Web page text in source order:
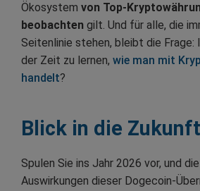
Ökosystem von Top-
beobachten gilt. Und für alle, die
Seitenlinie stehen, bleibt die Frage:
der Zeit zu lernen, wie man mit
handelt?
Blick in die Zukunft
Spulen Sie ins Jahr 2026 vor, und
Auswirkungen dieser Dogecoin-